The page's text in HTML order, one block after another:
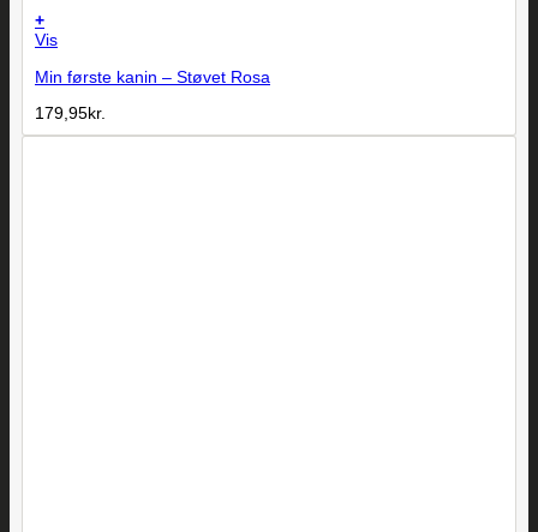
+
Vis
Min første kanin – Støvet Rosa
179,95kr.